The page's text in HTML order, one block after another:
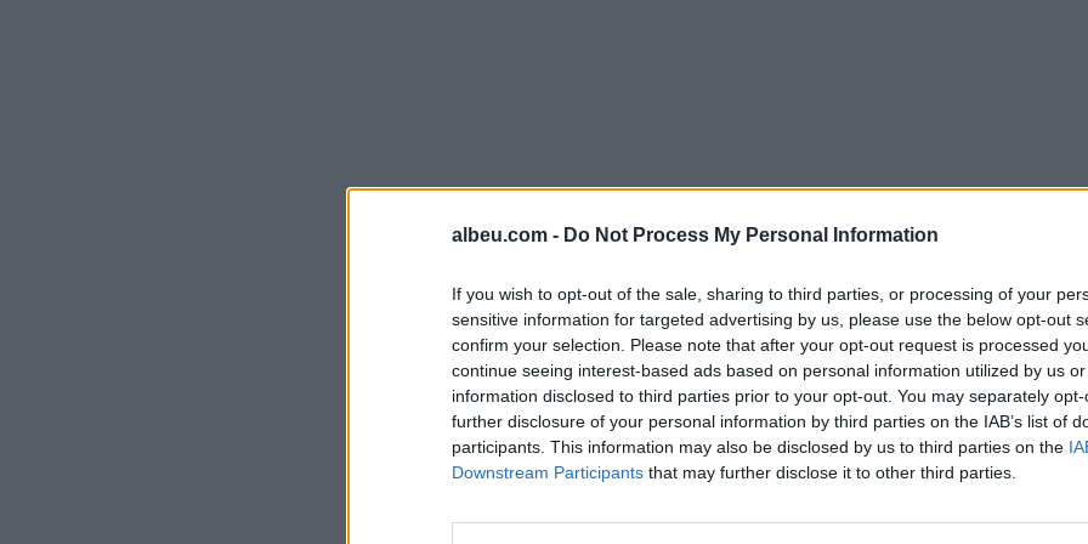
albeu.com - Do Not Process My Personal Information
If you wish to opt-out of the sale, sharing to third parties, or processing of your
sensitive information for targeted advertising by us, please use the below opt-out
confirm your selection. Please note that after your opt-out request is processed
continue seeing interest-based ads based on personal information utilized by us
information disclosed to third parties prior to your opt-out. You may separately
further disclosure of your personal information by third parties on the IAB’s list of
participants. This information may also be disclosed by us to third parties on the
Downstream Participants that may further disclose it to other third parties.